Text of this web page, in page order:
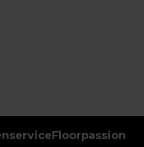
Floorpassion